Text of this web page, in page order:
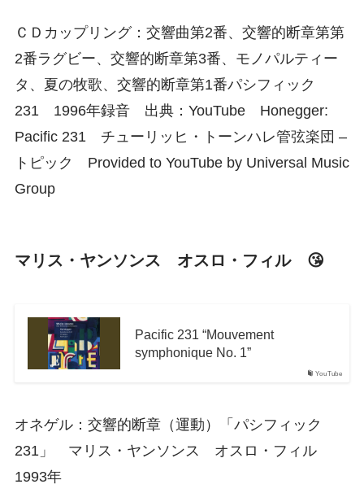
ＣＤカップリング：交響曲第2番、交響的断章第第
2番ラグビー、交響的断章第3番、モノパルティー
タ、夏の牧歌、交響的断章第1番パシフィック
231 1996年録音 出典：YouTube Honegger:
Pacific 231 チューリッヒ・トーンハレ管弦楽団 –
トピック Provided to YouTube by Universal Music
Group
マリス・ヤンソンス オスロ・フィル 😘
YouTube
Pacific 231 “Mouvement
symphonique No. 1”
オネゲル：交響的断章（運動）「パシフィック
231」 マリス・ヤンソンス オスロ・フィル
1993年